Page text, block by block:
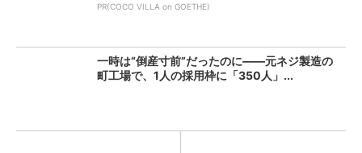
PR(COCO VILLA on GOETHE)
一時は“倒産寸前”だったのに――元ネジ製造の
町工場で、1人の採用枠に「350人」...